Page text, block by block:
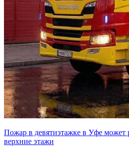
Пожар в девятиэтажке в Уфе может
верхние этажи